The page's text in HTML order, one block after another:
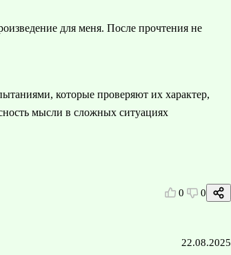
для меня. После прочтения не
которые проверяют их характер,
мысли в сложных ситуациях
0 0
22.08.2025